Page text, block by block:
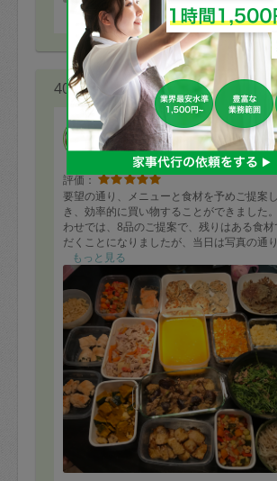
※依頼者の依頼当時の主観
40代 男性より
蘭丸
評価：
要望の通り、メニューと食材を予めご提案
き、効率的に買い物することができました
わせでは、8品のご提案で、残りはある食
だくことになりましたが、当日は写真の通
りました。「食材を余さないで欲しい」と
して懸命に応えていただきました。最後は
付けを私自身も一緒に取り組みましたが、
ては、片付けよりも平日5日分の品数と量
で、それも良いかなと♪お味は子どももいて
しましたが、美味しくいただいております
もっと見る